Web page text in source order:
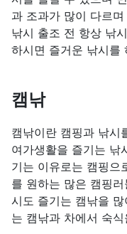
과 조과가 많이 다르
낚시 출조 전 항상 낚
하시면 즐거운 낚시를
캠낚
캠낚이란 캠핑과 낚시
여가생활을 즐기는 낚
기는 이유로는 캠핑으
를 원하는 많은 캠핑
시도 즐기는 캠낚을
는 캠낚과 차에서 숙